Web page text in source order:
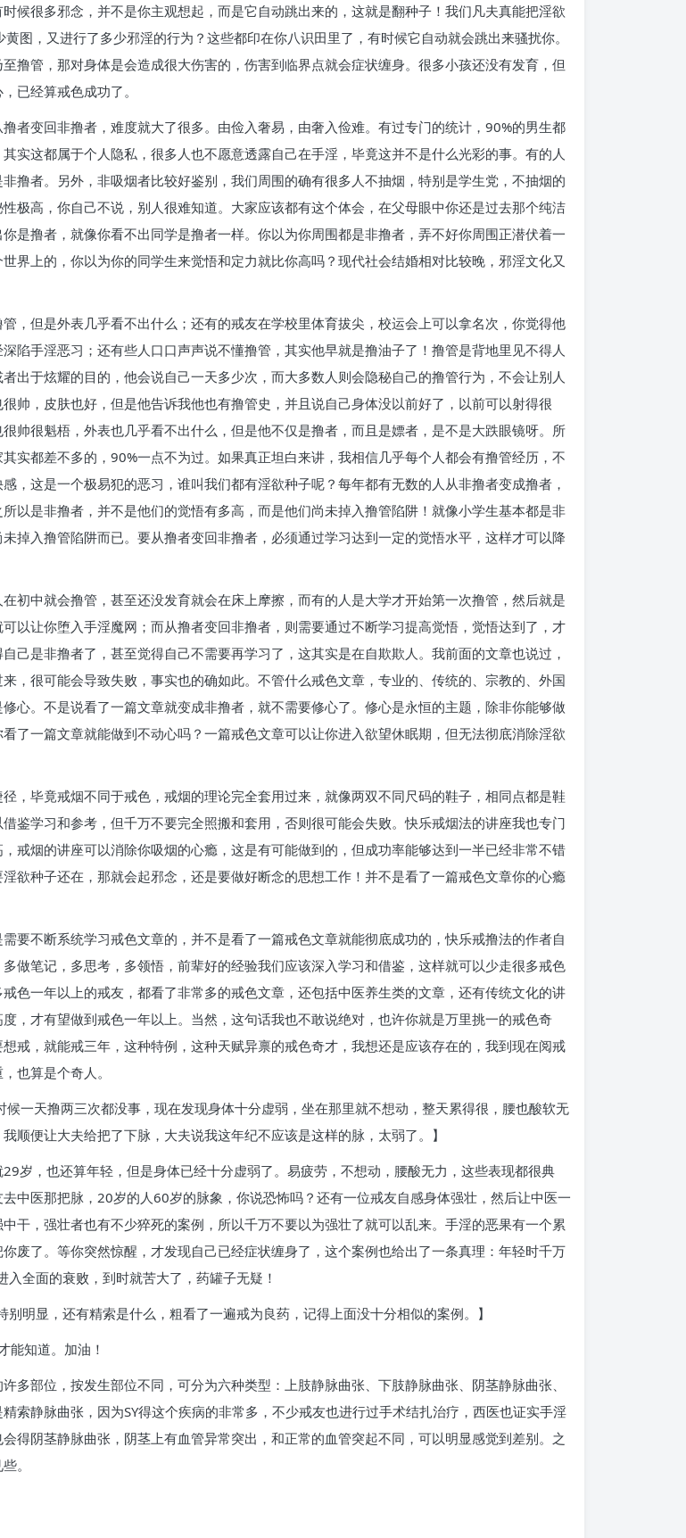
候很多邪念，并不是你主观想起，而是它自动跳出来的，这就是翻种子！我们凡夫真能把淫欲
图，又进行了多少邪淫的行为？这些都印在你八识田里了，有时候它自动就会跳出来骚扰你。
撸管，那对身体是会造成很大伤害的，伤害到临界点就会症状缠身。很多小孩还没有发育，但
已经算戒色成功了。
者变回非撸者，难度就大了很多。由俭入奢易，由奢入俭难。有过专门的统计，90%的男生都
实这都属于个人隐私，很多人也不愿意透露自己在手淫，毕竟这并不是什么光彩的事。有的人
撸者。另外，非吸烟者比较好鉴别，我们周围的确有很多人不抽烟，特别是学生党，不抽烟的
极高，你自己不说，别人很难知道。大家应该都有这个体会，在父母眼中你还是过去那个纯洁
是撸者，就像你看不出同学是撸者一样。你以为你周围都是非撸者，弄不好你周围正潜伏着一
界上的，你以为你的同学生来觉悟和定力就比你高吗？现代社会结婚相对比较晚，邪淫文化又
，但是外表几乎看不出什么；还有的戒友在学校里体育拔尖，校运会上可以拿名次，你觉得他
陷手淫恶习；还有些人口口声声说不懂撸管，其实他早就是撸油子了！撸管是背地里见不得人
出于炫耀的目的，他会说自己一天多少次，而大多数人则会隐秘自己的撸管行为，不会让别人
帅，皮肤也好，但是他告诉我他也有撸管史，并且说自己身体没以前好了，以前可以射得很
帅很魁梧，外表也几乎看不出什么，但是他不仅是撸者，而且是嫖者，是不是大跌眼镜呀。所
实都差不多的，90%一点不为过。如果真正坦白来讲，我相信几乎每个人都会有撸管经历，不
，这是一个极易犯的恶习，谁叫我们都有淫欲种子呢？每年都有无数的人从非撸者变成撸者，
以是非撸者，并不是他们的觉悟有多高，而是他们尚未掉入撸管陷阱！就像小学生基本都是非
掉入撸管陷阱而已。要从撸者变回非撸者，必须通过学习达到一定的觉悟水平，这样才可以降
初中就会撸管，甚至还没发育就会在床上摩擦，而有的人是大学才开始第一次撸管，然后就是
以让你堕入手淫魔网；而从撸者变回非撸者，则需要通过不断学习提高觉悟，觉悟达到了，才
己是非撸者了，甚至觉得自己不需要再学习了，这其实是在自欺欺人。我前面的文章也说过，
，很可能会导致失败，事实也的确如此。不管什么戒色文章，专业的、传统的、宗教的、外国
心。不是说看了一篇文章就变成非撸者，就不需要修心了。修心是永恒的主题，除非你能够做
了一篇文章就能做到不动心吗？一篇戒色文章可以让你进入欲望休眠期，但无法彻底消除淫欲
，毕竟戒烟不同于戒色，戒烟的理论完全套用过来，就像两双不同尺码的鞋子，相同点都是鞋
鉴学习和参考，但千万不要完全照搬和套用，否则很可能会失败。快乐戒烟法的讲座我也专门
戒烟的讲座可以消除你吸烟的心瘾，这是有可能做到的，但成功率能够达到一半已经非常不错
欲种子还在，那就会起邪念，还是要做好断念的思想工作！并不是看了一篇戒色文章你的心瘾
要不断系统学习戒色文章的，并不是看了一篇戒色文章就能彻底成功的，快乐戒撸法的作者自
做笔记，多思考，多领悟，前辈好的经验我们应该深入学习和借鉴，这样就可以少走很多戒色
色一年以上的戒友，都看了非常多的戒色文章，还包括中医养生类的文章，还有传统文化的讲
，才有望做到戒色一年以上。当然，这句话我也不敢说绝对，也许你就是万里挑一的戒色奇
戒，就能戒三年，这种特例，这种天赋异禀的戒色奇才，我想还是应该存在的，我到现在阅戒
也算是个奇人。
一天撸两三次都没事，现在发现身体十分虚弱，坐在那里就不想动，整天累得很，腰也酸软无
顺便让大夫给把了下脉，大夫说我这年纪不应该是这样的脉，太弱了。】
岁，也还算年轻，但是身体已经十分虚弱了。易疲劳，不想动，腰酸无力，这些表现都很典
中医那把脉，20岁的人60岁的脉象，你说恐怖吗？还有一位戒友自感身体强壮，然后让中医一
干，强壮者也有不少猝死的案例，所以千万不要以为强壮了就可以乱来。手淫的恶果有一个累
废了。等你突然惊醒，才发现自己已经症状缠身了，这个案例也给出了一条真理：年轻时千万
全面的衰败，到时就苦大了，药罐子无疑！
明显，还有精索是什么，粗看了一遍戒为良药，记得上面没十分相似的案例。】
能知道。加油！
多部位，按发生部位不同，可分为六种类型：上肢静脉曲张、下肢静脉曲张、阴茎静脉曲张、
索静脉曲张，因为SY得这个疾病的非常多，不少戒友也进行过手术结扎治疗，西医也证实手淫
得阴茎静脉曲张，阴茎上有血管异常突出，和正常的血管突起不同，可以明显感觉到差别。之
。